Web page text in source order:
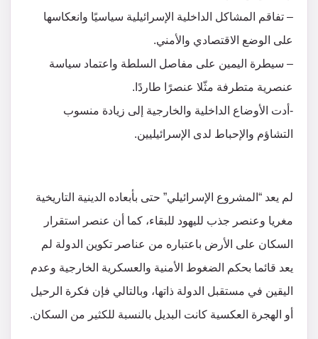
– تفاقم المشاكل الداخلية الإسرائيلية سياسيًا وانعكاسها
على الوضع الاقتصادي والأمني.
– سيطرة اليمين على مفاصل السلطة واعتماد سياسة
عنصرية متطرفة مثّلا عنصرًا طاردًا.
-أدت الأوضاع الداخلية والخارجية إلى زيادة منسوب
التشاؤم والإحباط لدى الإسرائيليين.
لم يعد “المشروع الإسرائيلي” حتى بأبعاده الدينية التاريخية
مغريا وعنصر جذب لليهود للبقاء، كما أن عنصر استقرار
السكان على الأرض باعتباره من عناصر تكوين الدولة لم
يعد قائما بحكم الضغوط الأمنية والعسكرية الخارجية وعدم
اليقين في مستقبل الدولة ذاتها، وبالتالي فإن فكرة الرحيل
أو الهجرة العكسية كانت البديل بالنسبة للكثير من السكان.